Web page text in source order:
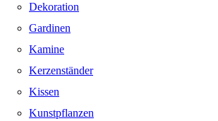
Dekoration
Gardinen
Kamine
Kerzenständer
Kissen
Kunstpflanzen